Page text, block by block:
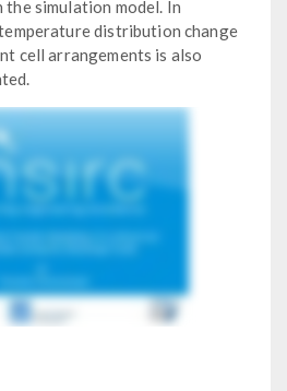
simulation model. In
distribution change
cell arrangements is also